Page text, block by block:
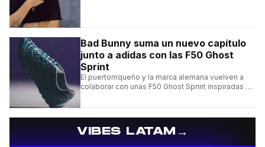
Bad Bunny suma un nuevo capítulo
junto a adidas con las F50 Ghost
Sprint
El puertorriqueño y la marca alemana vuelven a
colaborar con unas F50 Ghost Sprint inspiradas en
VIBES LATAM→